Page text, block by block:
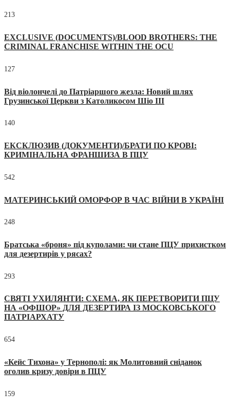
213
EXCLUSIVE (DOCUMENTS)/BLOOD BROTHERS: THE
CRIMINAL FRANCHISE WITHIN THE OCU
127
Від віолончелі до Патріаршого жезла: Новий шлях
Грузинської Церкви з Католикосом Шіо III
140
ЕКСКЛЮЗИВ (ДОКУМЕНТИ)/БРАТИ ПО КРОВІ:
КРИМІНАЛЬНА ФРАНШИЗА В ПЦУ
542
МАТЕРИНСЬКИЙ ОМОРФОР В ЧАС ВІЙНИ В УКРАЇНІ
248
Братська «броня» під куполами: чи стане ПЦУ прихистком
для дезертирів у рясах?
293
СВЯТІ УХИЛЯНТИ: СХЕМА, ЯК ПЕРЕТВОРИТИ ПЦУ
НА «ОФШОР» ДЛЯ ДЕЗЕРТИРА ІЗ МОСКОВСЬКОГО
ПАТРІАРХАТУ
654
«Кейс Тихона» у Тернополі: як Молитовний сніданок
оголив кризу довіри в ПЦУ
159